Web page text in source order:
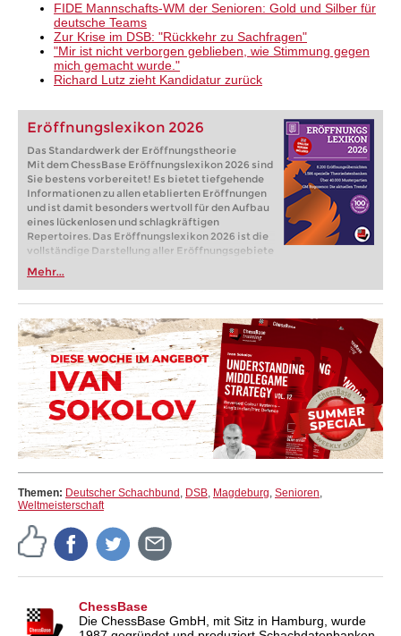
FIDE Mannschafts-WM der Senioren: Gold und Silber für
deutsche Teams
Zur Krise im DSB: "Rückkehr zu Sachfragen"
"Mir ist nicht verborgen geblieben, wie Stimmung gegen
mich gemacht wurde."
Richard Lutz zieht Kandidatur zurück
Eröffnungslexikon 2026
Das Standardwerk der Eröffnungstheorie
Mit dem ChessBase Eröffnungslexikon 2026 sind
Sie bestens vorbereitet! Es bietet tiefgehende
Informationen zu allen etablierten Eröffnungen
und ist damit besonders wertvoll für den Aufbau
eines lückenlosen und schlagkräftigen
Repertoires. Das Eröffnungslexikon 2026 ist die
vollständige Darstellung aller Eröffnungsgebiete
in einem Lehrwerk und damit der optimale
Einstieg in das Eröffnungstraining.
Mehr...
Themen: Deutscher Schachbund , DSB, Magdeburg, Senioren,
Weltmeisterschaft
ChessBase
Die ChessBase GmbH, mit Sitz in Hamburg, wurde